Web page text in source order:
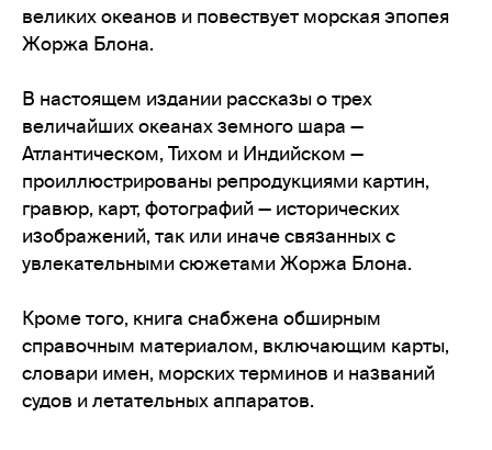
великих океанов и повествует морская эпопея
Жоржа Блона.
В настоящем издании рассказы о трех
величайших океанах земного шара —
Атлантическом, Тихом и Индийском —
проиллюстрированы репродукциями картин,
гравюр, карт, фотографий — исторических
изображений, так или иначе связанных с
увлекательными сюжетами Жоржа Блона.
Кроме того, книга снабжена обширным
справочным материалом, включающим карты,
словари имен, морских терминов и названий
судов и летательных аппаратов.